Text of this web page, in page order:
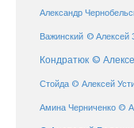
Александр
Важинский © Алексей
Кондратюк ©
Стойда © Алексей
Амина Черниченко ©